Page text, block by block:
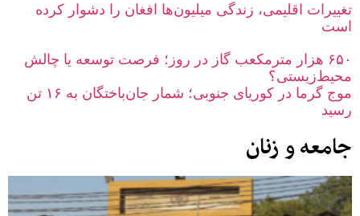
تغییرات اقلیمی، زندگی میلیون‌ها افغان را دشوار کرده
است
۶۵۰ هزار مترمکعب گاز در روز؛ فرصت توسعه یا چالش
محیط‌زیستی؟
موج گرما در کوریای جنوبی؛ شمار جان‌باختگان به ۱۶ تن
رسید
جامعه و زنان